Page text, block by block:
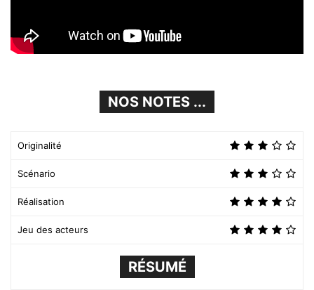
NOS NOTES ...
Originalité
Scénario
Réalisation
Jeu des acteurs
RÉSUMÉ